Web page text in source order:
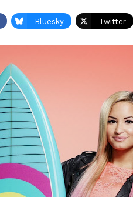
Bluesky Twitter